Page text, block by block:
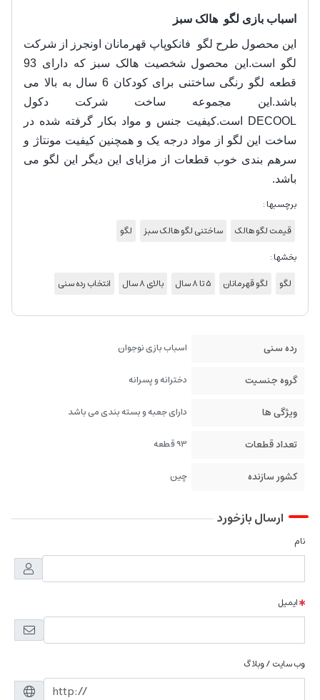
اسباب بازی لگو هالک سبز
این محصول طرح لگو فانکوپاپ قهرمانان اونجرز از شرکت
لگو است.این محصول شخصیت هالک سبز که دارای 93
قطعه لگو رنگی ساختنی برای کودکان 6 سال به بالا می
باشد.این مجموعه ساخت شرکت دکول
DECOOL است.
کیفیت جنس و مواد بکار گرفته شده در
ساخت این لگو از مواد درجه یک و همچنین کیفیت مونتاژ و
سرهم بندی خوب قطعات از مزایای این دیگر این لگو می
باشد.
برچسبها :
قیمت لگو هالک
ساختنی لگو هالک سبز
لگو
بخشها :
لگو
لگو قهرمانان 5 تا 8 سال بالای 8 سال انتخاب رده سنی
رده سنی اسباب بازی نوجوان
گروه جنسیت دخترانه و پسرانه
ویژگی ها دارای جعبه و بسته بندی می باشد
تعداد قطعات 93 قطعه
کشور سازنده چین
ارسال بازخورد
نام
ایمیل
وب سایت / وبلاگ